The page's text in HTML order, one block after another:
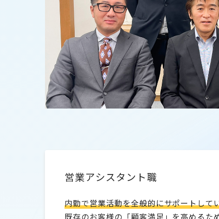
営業アシスタント職
内勤で営業活動を全般的にサポートして